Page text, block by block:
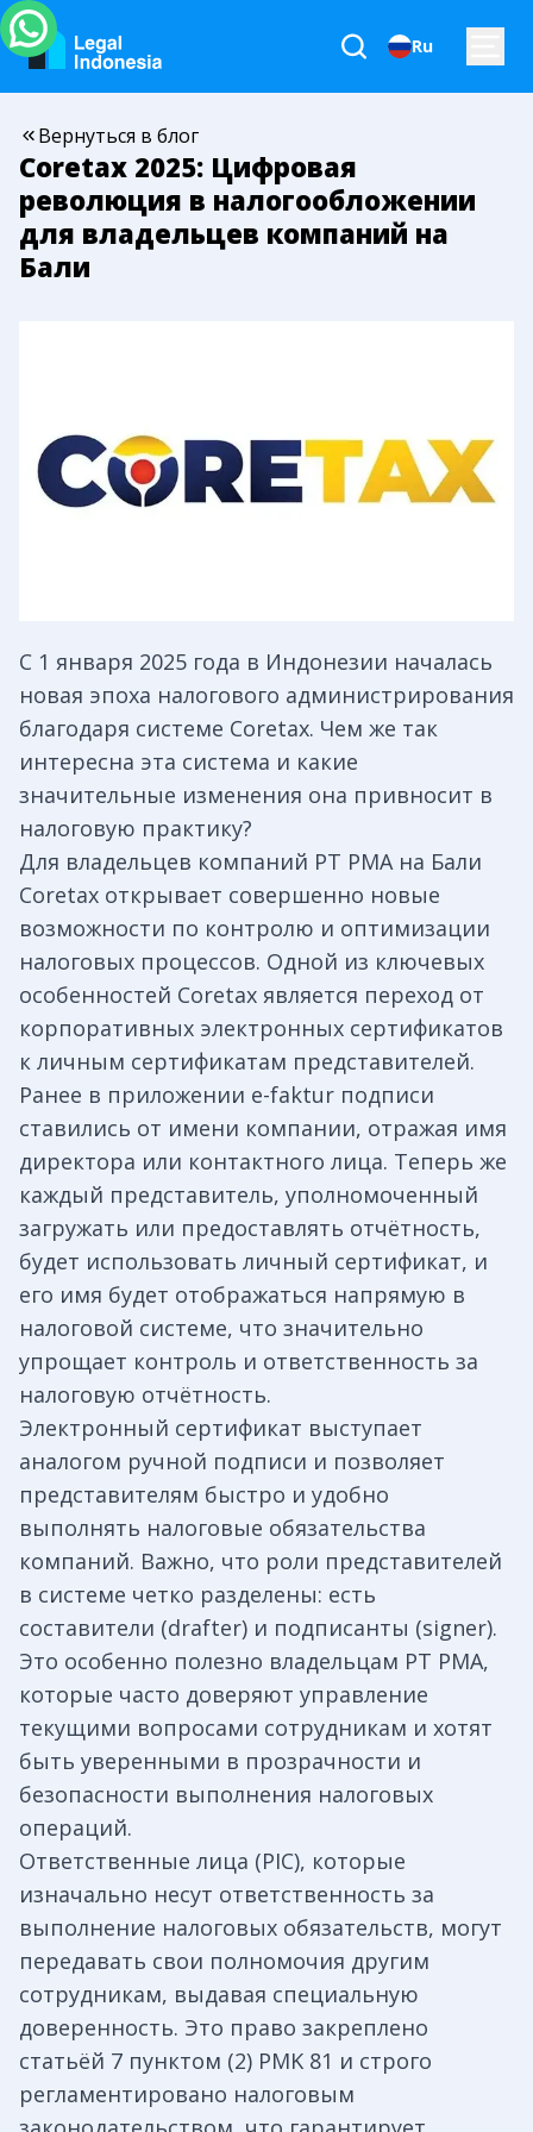
Ru
Вернуться в блог
Coretax 2025: Цифровая
революция в налогообложении
для владельцев компаний на
Бали
С 1 января 2025 года в Индонезии началась
новая эпоха налогового администрирования
благодаря системе Coretax. Чем же так
интересна эта система и какие
значительные изменения она привносит в
налоговую практику?
Для владельцев компаний PT PMA на Бали
Coretax открывает совершенно новые
возможности по контролю и оптимизации
налоговых процессов. Одной из ключевых
особенностей Coretax является переход от
корпоративных электронных сертификатов
к личным сертификатам представителей.
Ранее в приложении e-faktur подписи
ставились от имени компании, отражая имя
директора или контактного лица. Теперь же
каждый представитель, уполномоченный
загружать или предоставлять отчётность,
будет использовать личный сертификат, и
его имя будет отображаться напрямую в
налоговой системе, что значительно
упрощает контроль и ответственность за
налоговую отчётность.
Электронный сертификат выступает
аналогом ручной подписи и позволяет
представителям быстро и удобно
выполнять налоговые обязательства
компаний. Важно, что роли представителей
в системе четко разделены: есть
составители (drafter) и подписанты (signer).
Это особенно полезно владельцам PT PMA,
которые часто доверяют управление
текущими вопросами сотрудникам и хотят
быть уверенными в прозрачности и
безопасности выполнения налоговых
операций.
Ответственные лица (PIC), которые
изначально несут ответственность за
выполнение налоговых обязательств, могут
передавать свои полномочия другим
сотрудникам, выдавая специальную
доверенность. Это право закреплено
статьёй 7 пунктом (2) PMK 81 и строго
регламентировано налоговым